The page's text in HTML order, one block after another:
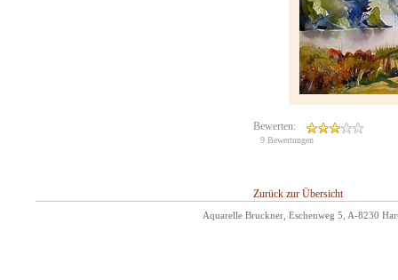
Bewerten:
9 Bewertungen
Zurück zur Übersicht
Aquarelle Bruckner, Eschenweg 5, A-8230